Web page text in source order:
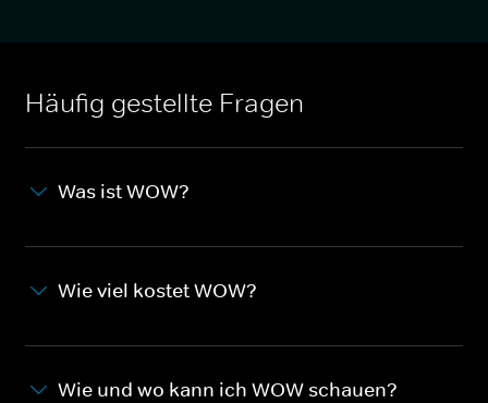
Häufig gestellte Fragen
Was ist WOW?
Wie viel kostet WOW?
Wie und wo kann ich WOW schauen?